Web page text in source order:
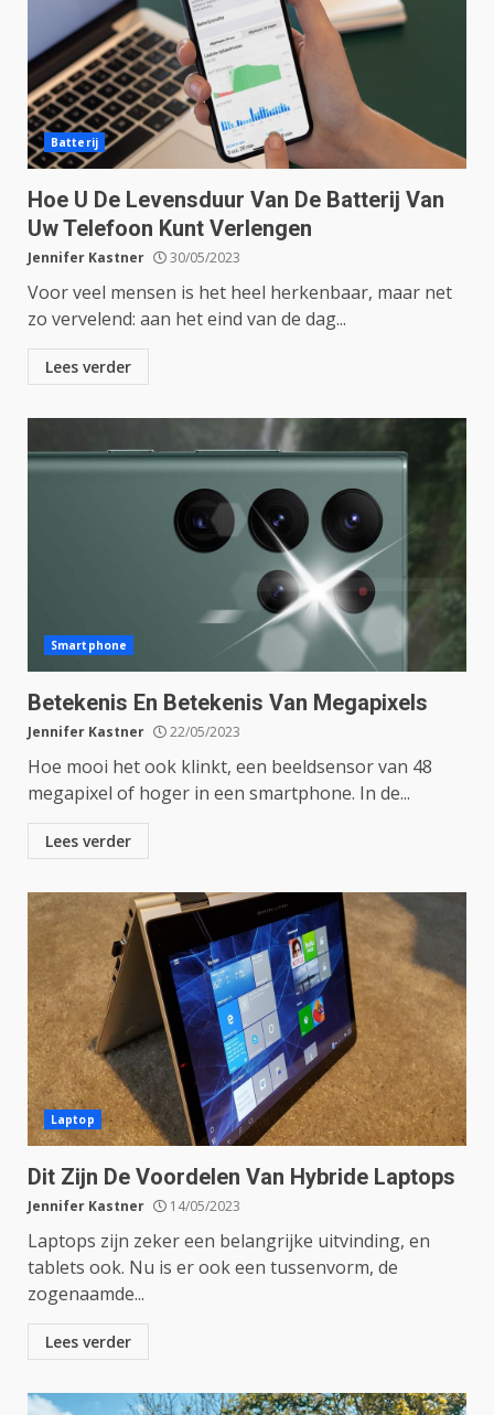
Batterij
Hoe U De Levensduur Van De Batterij Van
Uw Telefoon Kunt Verlengen
Jennifer Kastner 30/05/2023
Voor veel mensen is het heel herkenbaar, maar net
zo vervelend: aan het eind van de dag...
Lees verder
Smartphone
Betekenis En Betekenis Van Megapixels
Jennifer Kastner 22/05/2023
Hoe mooi het ook klinkt, een beeldsensor van 48
megapixel of hoger in een smartphone. In de...
Lees verder
Laptop
Dit Zijn De Voordelen Van Hybride Laptops
Jennifer Kastner 14/05/2023
Laptops zijn zeker een belangrijke uitvinding, en
tablets ook. Nu is er ook een tussenvorm, de
zogenaamde...
Lees verder